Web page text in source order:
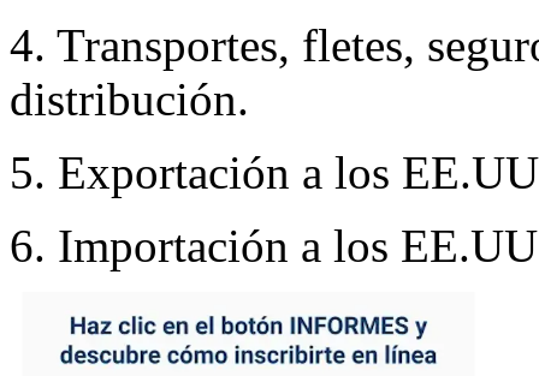
4. Transportes, fletes,
distribución.
5. Exportación a los
6. Importación a los